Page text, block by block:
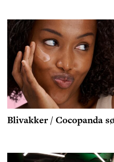
Blivakker / Cocopanda